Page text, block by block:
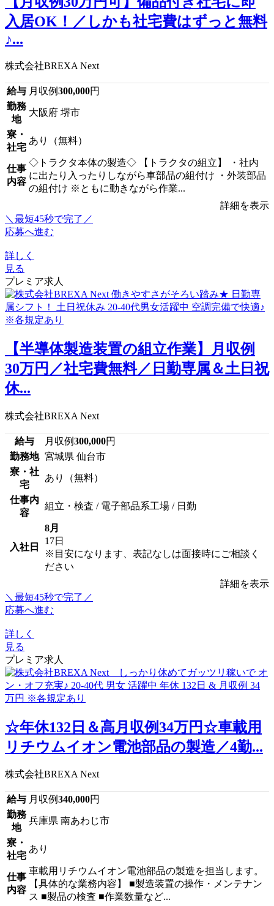
入居OK！／しかも社宅費はずっと無料
♪...
株式会社BREXA Next
給与 月収例300,000円
勤務
地
大阪府 堺市
寮・
社宅
あり（無料）
仕事
内容
◇トラクタ本体の製造◇ 【トラクタの組立】 ・社内
に出たり入ったりしながら車部品の組付け ・外装部品
の組付け ※ともに動きながら作業...
詳細を表示
＼最短45秒で完了／
応募へ進む
詳しく
見る
プレミア求人
【半導体製造装置の組立作業】月収例
30万円／社宅費無料／日勤専属＆土日祝
休...
株式会社BREXA Next
給与 月収例300,000円
勤務地 宮城県 仙台市
寮・社
宅
あり（無料）
仕事内
容
組立・検査 / 電子部品系工場 / 日勤
入社日
8月
17日
※目安になります、表記なしは面接時にご相談く
ださい
詳細を表示
＼最短45秒で完了／
応募へ進む
詳しく
見る
プレミア求人
☆年休132日＆高月収例34万円☆車載用
リチウムイオン電池部品の製造／4勤...
株式会社BREXA Next
給与 月収例340,000円
勤務
地
兵庫県 南あわじ市
寮・
社宅
あり
仕事
内容
車載用リチウムイオン電池部品の製造を担当します。
【具体的な業務内容】 ■製造装置の操作・メンテナン
ス ■製品の検査 ■作業数量など...